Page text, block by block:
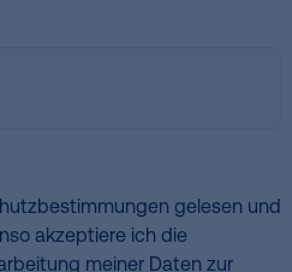
gelesen und
akzeptiere ich die
meiner Daten zur